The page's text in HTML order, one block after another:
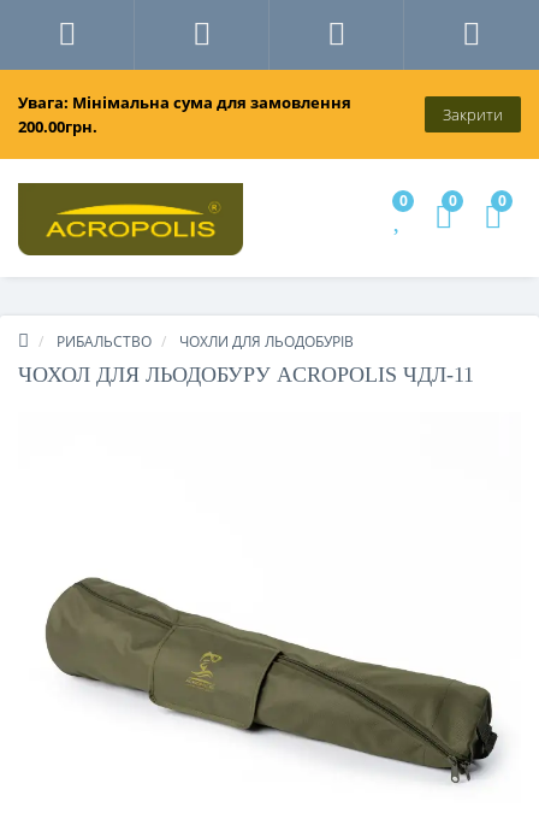
Увага: Мінімальна сума для замовлення
200.00грн.
Закрити
0 0 0
РИБАЛЬСТВО ЧОХЛИ ДЛЯ ЛЬОДОБУРІВ
ЧОХОЛ ДЛЯ ЛЬОДОБУРУ ACROPOLIS ЧДЛ-11